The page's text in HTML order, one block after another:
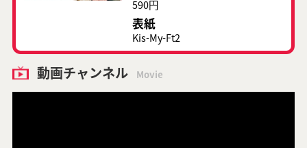
590円
表紙
Kis-My-Ft2
動画チャンネル Movie